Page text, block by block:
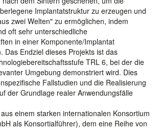
Implantatstruktur zu erzeugen und
zwei Welten" zu ermöglichen, indem
oft sehr unterschiedliche
in einer Komponente/Implantat
Das Endziel dieses Projekts ist das
TRL 6, bei der die
Umgebung demonstriert wird. Dies
Fallstudien und die Realisierung
der Grundlage realer Anwendungsfälle
einem starken internationalen Konsortium
als Konsortialführer), dem eine Reihe von